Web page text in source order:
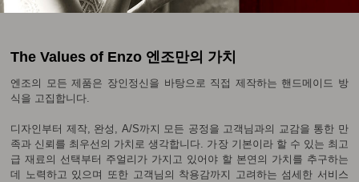
The Values of Enzo 엔조만의 가치
엔조의 모든 제품은 장인정신을 바탕으로 직접 제작하는 핸드메이드 방
식을 고집합니다.
디자인부터 제작, 완성, A/S까지 모든 공정을 고객님과의 교감을 통한 만
족과 신뢰를 최우선의 가치로 생각합니다. 가장 기본이라 할 수 있는 최고
급 재료의 선택부터 주얼리가 가지고 있어야 할 본연의 가치를 추구하는
데 노력하고 있으며 또한 고객님의 착용감까지 고려하는 섬세한 서비스